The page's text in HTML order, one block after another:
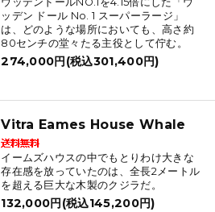
ッデン ドール No. 1 スーパーラージ」
は、どのような場所においても、高さ約
80センチの堂々たる主役として佇む。
274,000円(税込301,400円)
Vitra Eames House Whale
イームズハウスの中でもとりわけ大きな
存在感を放っていたのは、全長2メートル
を超える巨大な木製のクジラだ。
132,000円(税込145,200円)